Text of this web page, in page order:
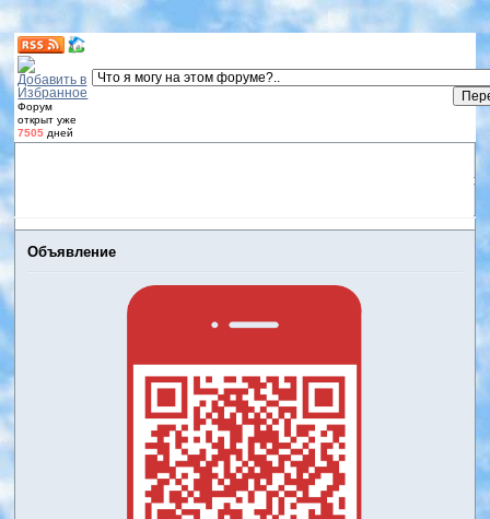
Форум
открыт уже
7505 дней
Объявление